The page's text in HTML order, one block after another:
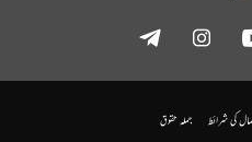
کی شرائط جملہ حقوق